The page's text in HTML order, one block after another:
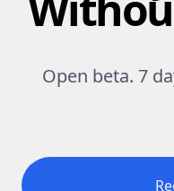
Open beta. 7